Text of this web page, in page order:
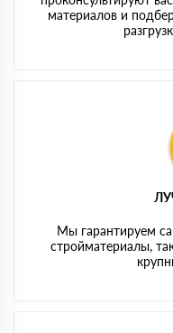
материалов и
Мы гарантируем
стройматериалы,